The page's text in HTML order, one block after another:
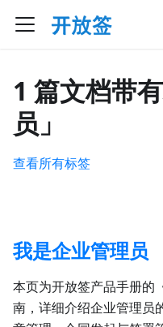
1 篇文档带
员」
查看所有标签
我是企业管理员
本页为开放签产品手册的
南，详细介绍企业管理员